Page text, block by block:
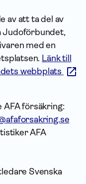
av att ta del av
Judoförbundet,
med en
Länk till
webbplats
AFA försäkring:
AFA
Svenska